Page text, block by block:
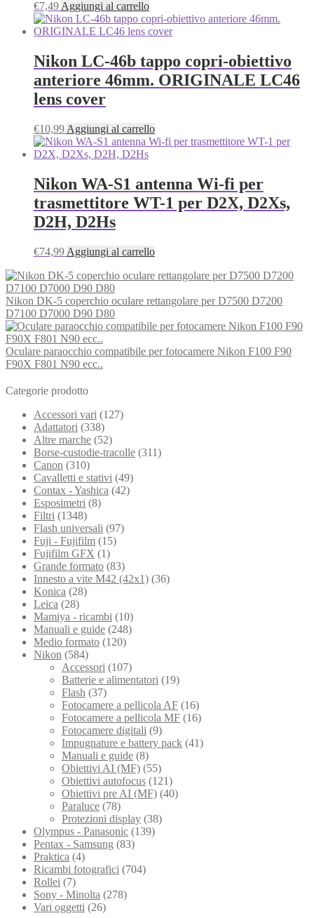
€7,49 Aggiungi al carrello
Nikon LC-46b tappo copri-obiettivo
anteriore 46mm. ORIGINALE LC46
lens cover
€10,99 Aggiungi al carrello
Nikon WA-S1 antenna Wi-fi per
trasmettitore WT-1 per D2X, D2Xs,
D2H, D2Hs
€74,99 Aggiungi al carrello
Nikon DK-5 coperchio oculare rettangolare per D7500 D7200
D7100 D7000 D90 D80
Oculare paraocchio compatibile per fotocamere Nikon F100 F90
F90X F801 N90 ecc..
Categorie prodotto
Accessori vari (127)
Adattatori (338)
Altre marche (52)
Borse-custodie-tracolle (311)
Canon (310)
Cavalletti e stativi (49)
Contax - Yashica (42)
Esposimetri (8)
Filtri (1348)
Flash universali (97)
Fuji - Fujifilm (15)
Fujifilm GFX (1)
Grande formato (83)
Innesto a vite M42 (42x1) (36)
Konica (28)
Leica (28)
Mamiya - ricambi (10)
Manuali e guide (248)
Medio formato (120)
Nikon (584)
Accessori (107)
Batterie e alimentatori (19)
Flash (37)
Fotocamere a pellicola AF (16)
Fotocamere a pellicola MF (16)
Fotocamere digitali (9)
Impugnature e battery pack (41)
Manuali e guide (8)
Obiettivi AI (MF) (55)
Obiettivi autofocus (121)
Obiettivi pre AI (MF) (40)
Paraluce (78)
Protezioni display (38)
Olympus - Panasonic (139)
Pentax - Samsung (83)
Praktica (4)
Ricambi fotografici (704)
Rollei (7)
Sony - Minolta (278)
Vari oggetti (26)